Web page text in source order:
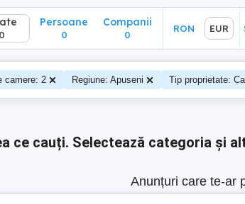
0
Persoane
0
Companii
0
RON EUR
camere: 2 Regiune: Apuseni Tip proprietate:
ce cauți. Selectează categoria și
Anunțuri care te-ar